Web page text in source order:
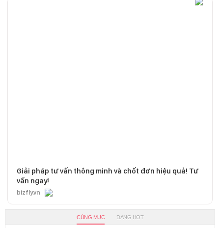
Giải pháp tư vấn thông minh và chốt đơn hiệu quả! Tư
vấn ngay!
bizfly.vn
CÙNG MỤC ĐANG HOT